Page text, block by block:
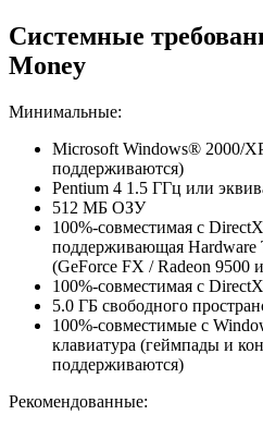
Системные
Money
Минимальные:
Microsoft Windows® 2000/
поддерживаются)
Pentium 4 1.5 ГГц или
512 МБ ОЗУ
100%-совместимая с
поддерживающая Hardware
(GeForce FX / Radeon 9500
100%-совместимая с
5.0 ГБ свободного
100%-совместимые с
клавиатура (геймпады и
поддерживаются)
Рекомендованные: